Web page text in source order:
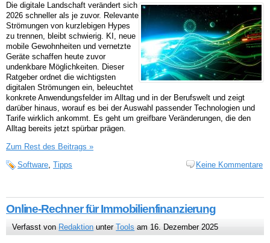
Die digitale Landschaft verändert sich
2026 schneller als je zuvor. Relevante
Strömungen von kurzlebigen Hypes
zu trennen, bleibt schwierig. KI, neue
mobile Gewohnheiten und vernetzte
Geräte schaffen heute zuvor
undenkbare Möglichkeiten. Dieser
Ratgeber ordnet die wichtigsten
digitalen Strömungen ein, beleuchtet
konkrete Anwendungsfelder im Alltag und in der Berufswelt und zeigt
darüber hinaus, worauf es bei der Auswahl passender Technologien und
Tarife wirklich ankommt. Es geht um greifbare Veränderungen, die den
Alltag bereits jetzt spürbar prägen.
Zum Rest des Beitrags »
Software Tipps Keine Kommentare
Online-Rechner für Immobilienfinanzierung
Verfasst von Redaktion unterTools am 16. Dezember 2025